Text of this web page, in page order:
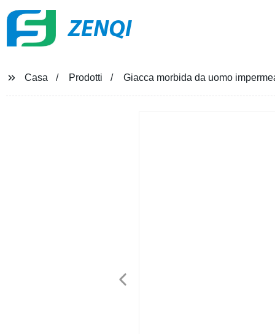
ZENQI
Casa Prodotti Giacca morbida da uomo